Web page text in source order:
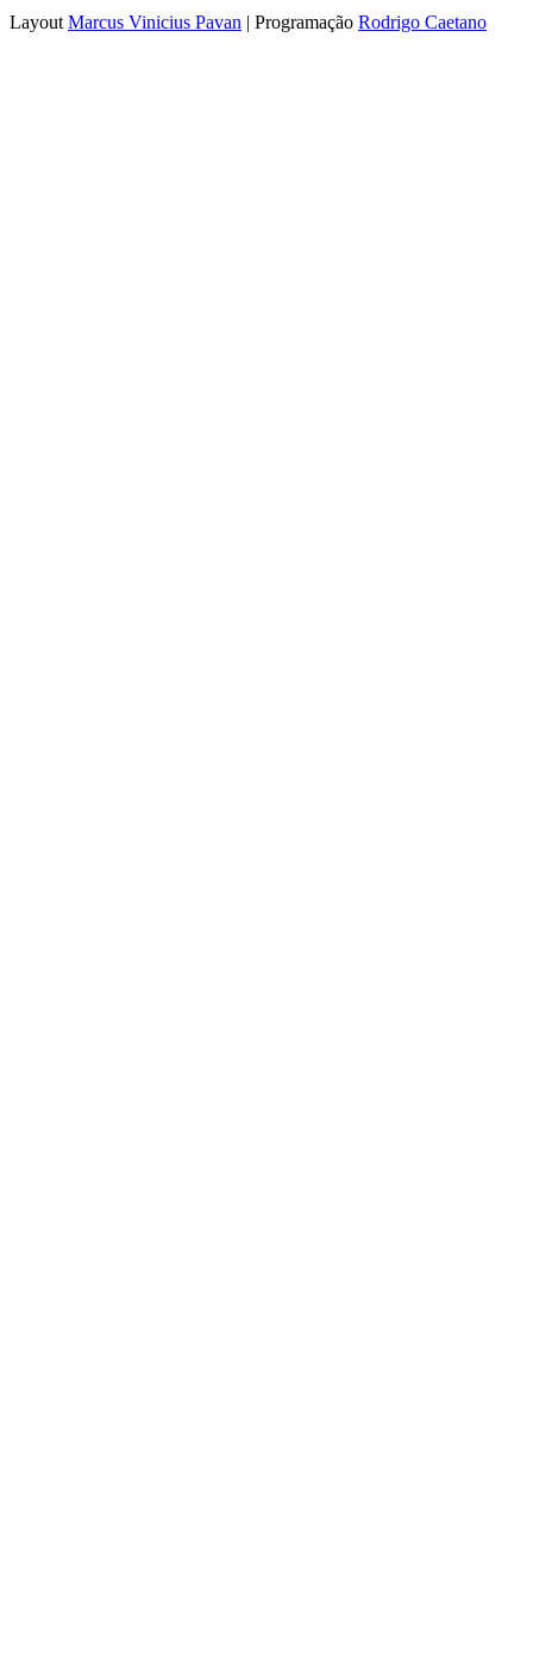
Layout Marcus Vinicius Pavan | Programação Rodrigo Caetano